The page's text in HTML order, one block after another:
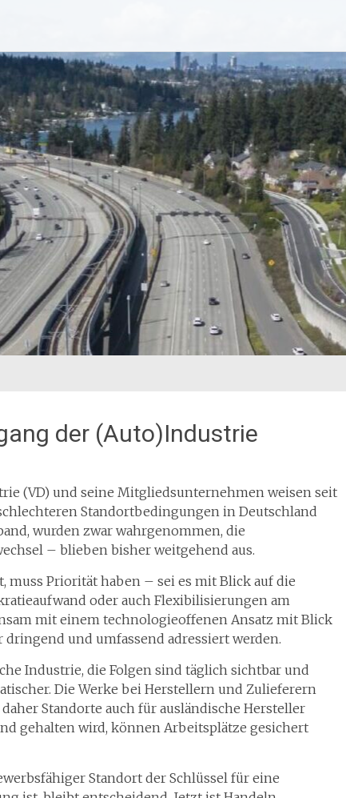
der (Auto)Industrie
(VD) und seine Mitgliedsunternehmen weisen seit
Standortbedingungen in Deutschland
wurden zwar wahrgenommen, die
– blieben bisher weitgehend aus.
muss Priorität haben – sei es mit Blick auf die
oder auch Flexibilisierungen am
mit einem technologieoffenen Ansatz mit Blick
und umfassend adressiert werden.
Industrie, die Folgen sind täglich sichtbar und
Die Werke bei Herstellern und Zulieferern
Standorte auch für ausländische Hersteller
gehalten wird, können Arbeitsplätze gesichert
Standort der Schlüssel für eine